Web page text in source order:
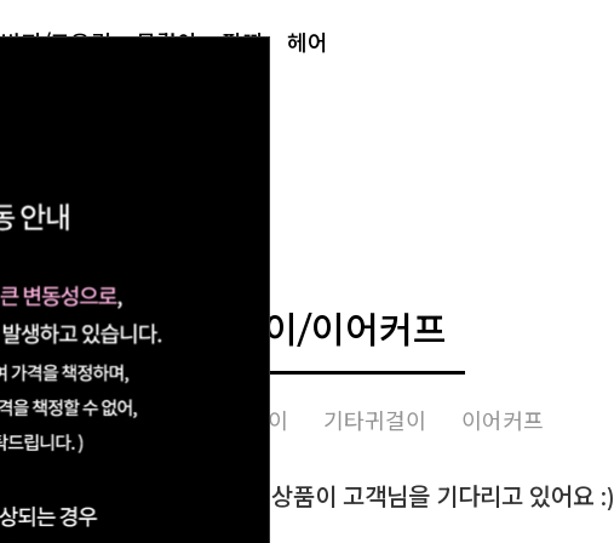
반지/토우링 목걸이 팔찌 헤어
귀걸이/이어커프
침형귀걸이 링귀걸이 기타귀걸이 이어커프
이 카테고리에는 50개의 상품이 고객님을 기다리고 있어요 :)